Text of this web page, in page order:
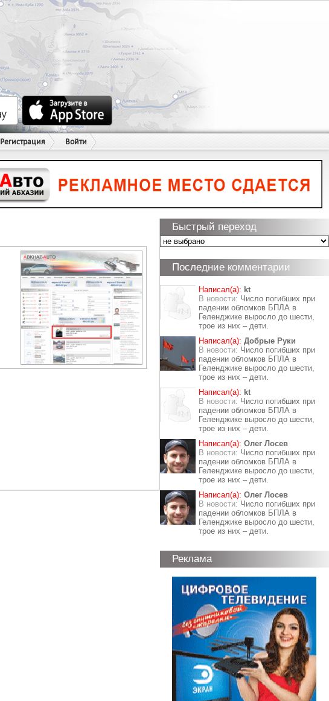
Регистрация Войти
Быстрый переход
Последние комментарии
Написал(а): kt
В новости: Число погибших при
падении обломков БПЛА в
Геленджике выросло до шести,
трое из них – дети.
Написал(а): Добрые Руки
В новости: Число погибших при
падении обломков БПЛА в
Геленджике выросло до шести,
трое из них – дети.
Написал(а): kt
В новости: Число погибших при
падении обломков БПЛА в
Геленджике выросло до шести,
трое из них – дети.
Написал(а): Олег Лосев
В новости: Число погибших при
падении обломков БПЛА в
Геленджике выросло до шести,
трое из них – дети.
Написал(а): Олег Лосев
В новости: Число погибших при
падении обломков БПЛА в
Геленджике выросло до шести,
трое из них – дети.
Реклама